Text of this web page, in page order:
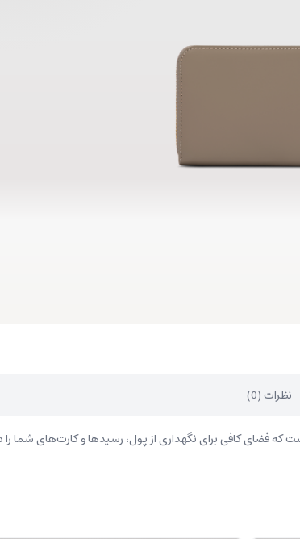
نظرات (0)
فضای کافی برای نگهداری از پول، رسیدها و کارت‌های شما